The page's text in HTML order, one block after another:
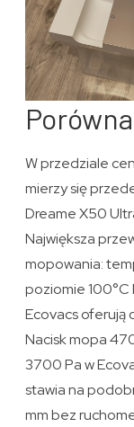
W przedziale
mierzy się
Dreame X50
Największa
mopowania:
poziomie 100°C
Ecovacs oferują
Nacisk mopa
3700 Pa w
stawia na
mm bez